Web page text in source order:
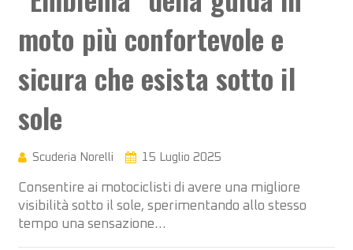
moto più confortevole e
sicura che esista sotto il
sole
Scuderia Norelli 15 Luglio 2025
Consentire ai motociclisti di avere una migliore
visibilità sotto il sole, sperimentando allo stesso
tempo una sensazione…